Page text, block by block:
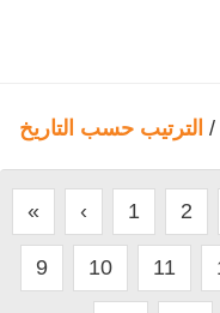
/ الترتيب حسب التاريخ
« ‹ 1 2
9 10 11